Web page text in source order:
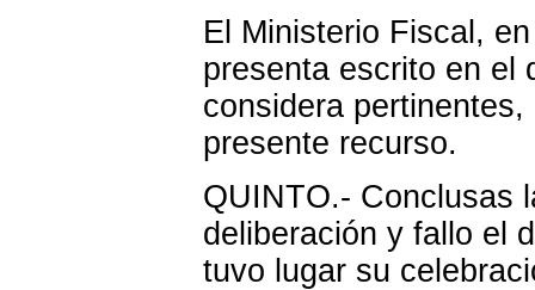
El Ministerio Fiscal,
presenta escrito en el
considera
presente recurso.
QUINTO.- Conclusas
deliberación y fallo el
tuvo lugar su